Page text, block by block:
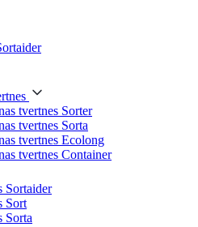
tvertnes Sorter
tvertnes Sorta
tvertnes Ecolong
tvertnes Container
Sortaider
Sort
Sorta